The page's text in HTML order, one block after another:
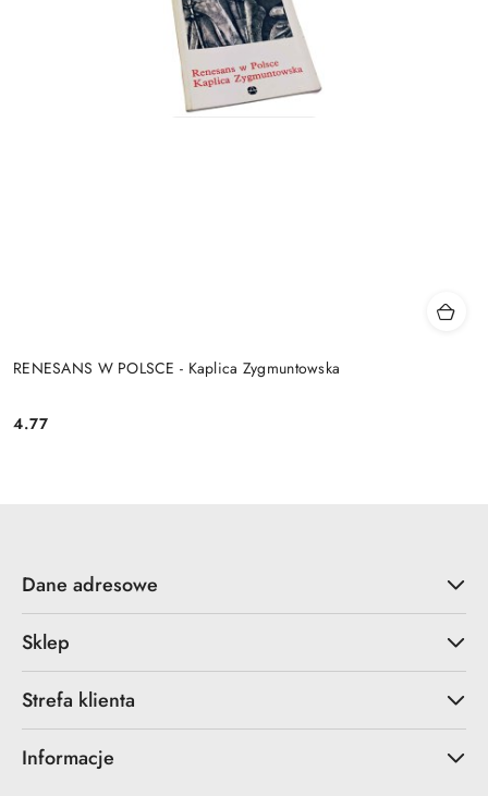
RENESANS W POLSCE - Kaplica Zygmuntowska
Cena:
4.77
Dane adresowe
Sklep
Strefa klienta
Informacje